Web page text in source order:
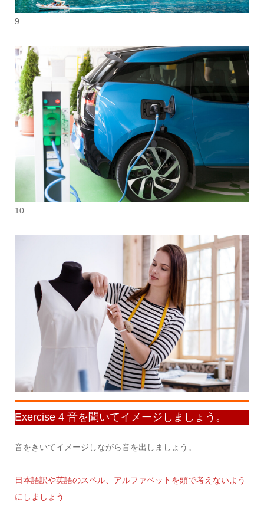
9.
10.
Exercise 4 音を聞いてイメージしましょう。
音をきいてイメージしながら音を出しましょう。
日本語訳や英語のスペル、アルファベットを頭で考えないよう
にしましょう